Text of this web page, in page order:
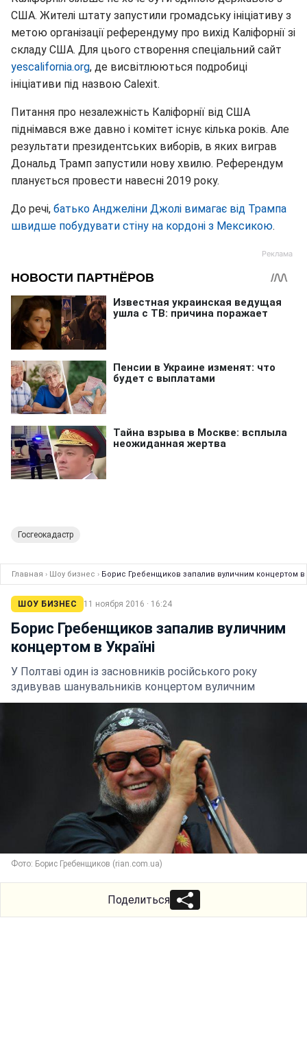
США. Жителі штату запустили громадську ініціативу з
метою організації референдуму про вихід Каліфорнії зі
складу США. Для цього створення спеціальний сайт
yescalifornia.org, де висвітлюються подробиці
ініціативи під назвою Calexit.
Питання про незалежність Каліфорнії від США
піднімався вже давно і комітет існує кілька років. Але
результати президентських виборів, в яких виграв
Дональд Трамп запустили нову хвилю. Референдум
планується провести навесні 2019 року.
До речі, батько Анджеліни Джолі вимагає від Трампа
швидше побудувати стіну на кордоні з Мексикою.
Госгеокадастр
Главная › Шоу бизнес › Борис Гребенщиков запалив вуличним концертом в
ШОУ БИЗНЕС 11 ноября 2016 · 16:24
Борис Гребенщиков запалив вуличним
концертом в Україні
У Полтаві один із засновників російського року
здивував шанувальників концертом вуличним
Фото: Борис Гребенщиков (rian.com.ua)
Поделиться